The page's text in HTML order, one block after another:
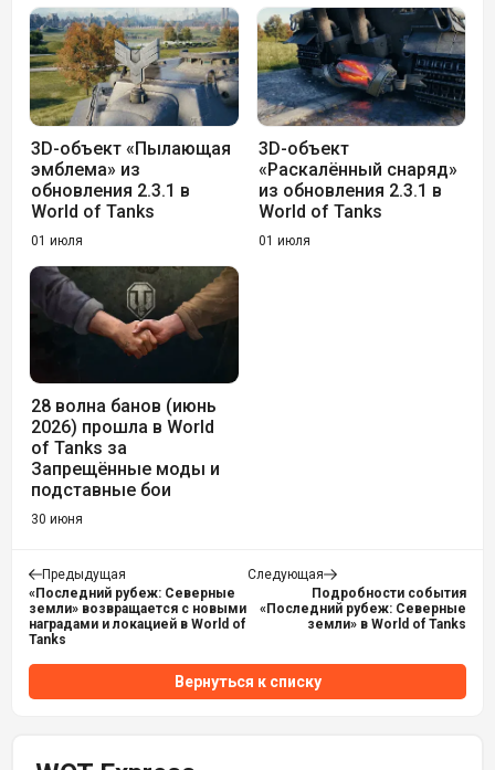
3D-объект «Пылающая
эмблема» из
обновления 2.3.1 в
World of Tanks
01 июля
3D-объект
«Раскалённый снаряд»
из обновления 2.3.1 в
World of Tanks
01 июля
28 волна банов (июнь
2026) прошла в World
of Tanks за
Запрещённые моды и
подставные бои
30 июня
Предыдущая
«Последний рубеж: Северные
земли» возвращается с новыми
наградами и локацией в World of
Tanks
Следующая
Подробности события
«Последний рубеж: Северные
земли» в World of Tanks
Вернуться к списку